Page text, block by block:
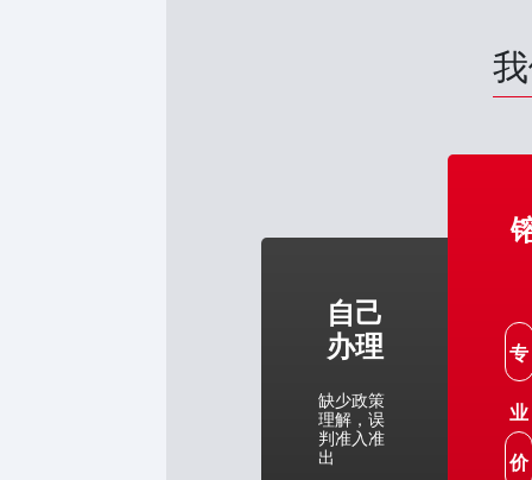
自己
办理
缺少政策
理解，误
判准入准
出
专
业
价